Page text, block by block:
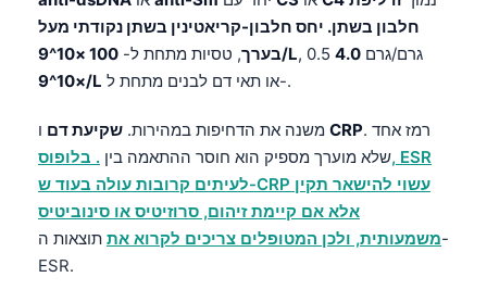
חלבון בשתן. יחס חלבון-קריאטינין בשתן נקודתי מעל
בערך, טסיות מתחת ל- 100 ×10^9/L , 0.5 גרם/גרם 4.0
×10^9/L
או תאי דם לבנים מתחת ל-.
משנה את הדחיפות במהירות. שקיעת דם CRP. רמז אחד
שלא מוערך מספיק הוא חוסר ההתאמה בין . בלופוס, ESR
לעיתים קרובות עולה בעוד ש-CRP עשוי להישאר תקין
אלא אם קיימת זיהום, סרוזיטיס או סינוביטיס
משמעותית, ולכן המטופלים צריכים לקרוא את תוצאות ה-
ESR.